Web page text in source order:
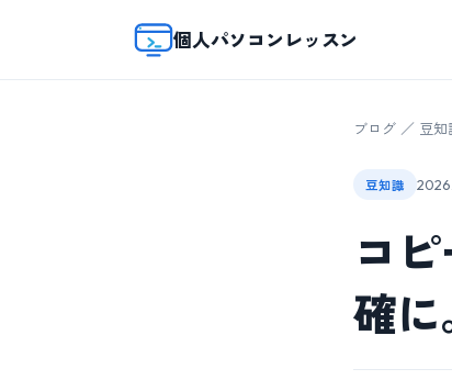
個人パソコンレッスン
ブログ ／ 豆知
豆知識
コ
確に